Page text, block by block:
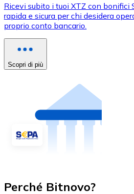
Ricevi subito i tuoi XTZ con bonifici
rapida e sicura per chi desidera
proprio conto bancario.
Scopri di più
Perché Bitnovo?